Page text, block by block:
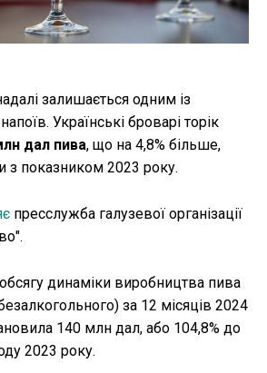
мережах
залишається одним із
Українські броварі торік
дал пива, що на 4,8% більше,
з показником 2023 року.
пресслужба галузевої організації
динаміки виробництва пива
за 12 місяців 2024
140 млн дал, або 104,8% до
2023 року.